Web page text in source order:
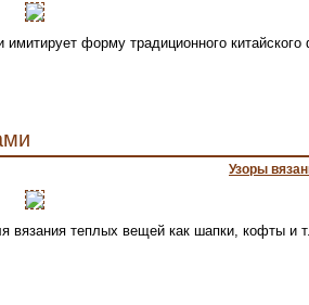
форму традиционного китайского
Узоры
вязания теплых вещей как шапки, кофты и